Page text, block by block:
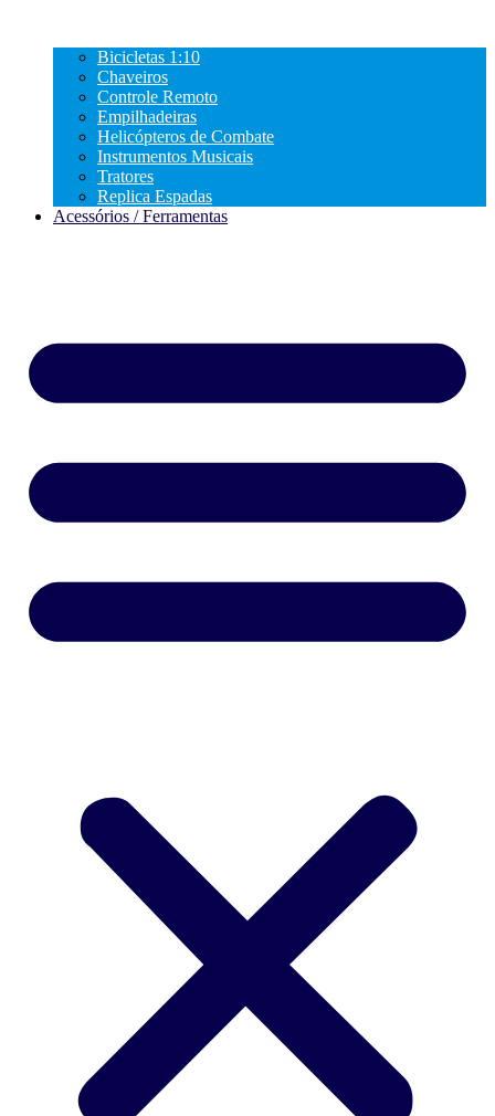
Bicicletas 1:10
Chaveiros
Controle Remoto
Empilhadeiras
Helicópteros de Combate
Instrumentos Musicais
Tratores
Replica Espadas
Acessórios / Ferramentas